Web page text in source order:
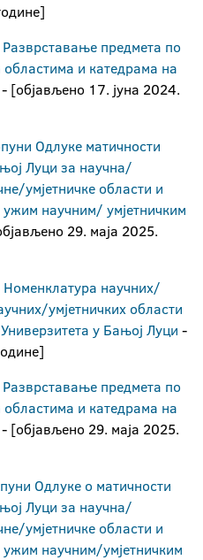
предмета по
и катедрамa на
- [објављено 17. јуна 2024.
Одлуке матичности
Луци за научна/
умјетничке области и
научним/ умјетничким
29. маја 2025.
Номенклатура научних/
умјетничких области
у Бањој Луци -
предмета по
и катедрамa на
- [објављено 29. маја 2025.
Одлуке о матичности
Луци за научна/
умјетничке области и
научним/умјетничким